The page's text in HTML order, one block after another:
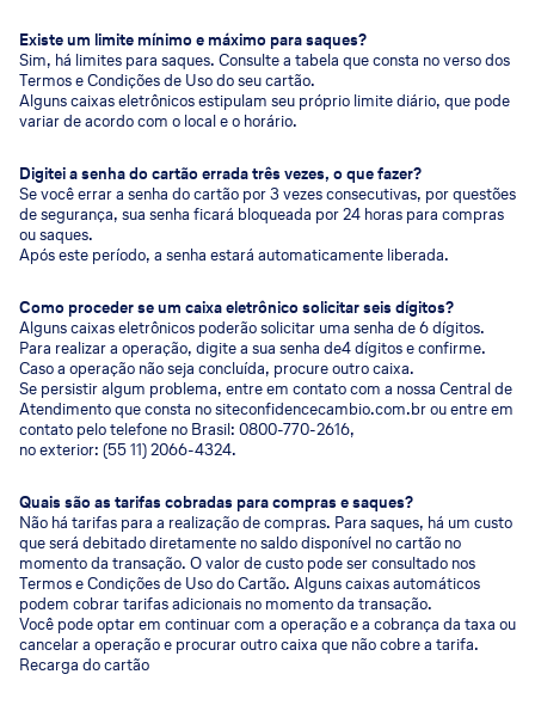
Existe um limite mínimo e máximo para saques?
Sim, há limites para saques. Consulte a tabela que consta no verso dos
Termos e Condições de Uso do seu cartão.
Alguns caixas eletrônicos estipulam seu próprio limite diário, que pode
variar de acordo com o local e o horário.
Digitei a senha do cartão errada três vezes, o que fazer?
Se você errar a senha do cartão por 3 vezes consecutivas, por questões
de segurança, sua senha ficará bloqueada por 24 horas para compras
ou saques.
Após este período, a senha estará automaticamente liberada.
Como proceder se um caixa eletrônico solicitar seis dígitos?
Alguns caixas eletrônicos poderão solicitar uma senha de 6 dígitos.
Para realizar a operação, digite a sua senha de4 dígitos e confirme.
Caso a operação não seja concluída, procure outro caixa.
Se persistir algum problema, entre em contato com a nossa Central de
Atendimento que consta no siteconfidencecambio.com.br ou entre em
contato pelo telefone no Brasil: 0800-770-2616,
no exterior: (55 11) 2066-4324.
Quais são as tarifas cobradas para compras e saques?
Não há tarifas para a realização de compras. Para saques, há um custo
que será debitado diretamente no saldo disponível no cartão no
momento da transação. O valor de custo pode ser consultado nos
Termos e Condições de Uso do Cartão. Alguns caixas automáticos
podem cobrar tarifas adicionais no momento da transação.
Você pode optar em continuar com a operação e a cobrança da taxa ou
cancelar a operação e procurar outro caixa que não cobre a tarifa.
Recarga do cartão